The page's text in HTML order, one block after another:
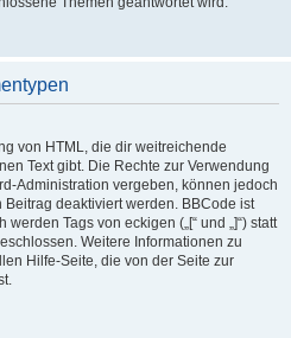
von HTML, die dir weitreichende
Text gibt. Die Rechte zur Verwendung
Administration vergeben, können jedoch
deaktiviert werden. BBCode ist
Tags von eckigen („[“ und „]“) statt
Weitere Informationen zu
Hilfe-Seite, die von der Seite zur